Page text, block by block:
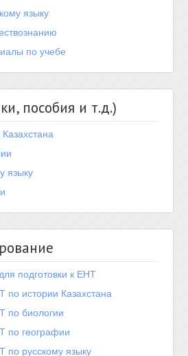
языку
по учебе
пособия и т.д.)
языку
подготовки к ЕНТ
по истории Казахстана
по биологии
по географии
по русскому языку